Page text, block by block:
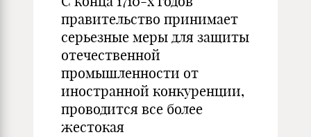
правительство принимает
серьезные меры для защиты
отечественной
промышленности от
иностранной конкуренции,
проводится все более
жестокая